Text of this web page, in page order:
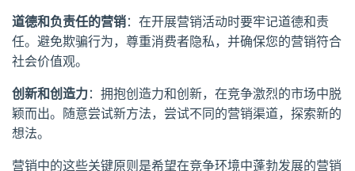
道德和负责任的营销：在开展营销活动时要牢记道德和责
任。避免欺骗行为，尊重消费者隐私，并确保您的营销符合
社会价值观。
创新和创造力：拥抱创造力和创新，在竞争激烈的市场中脱
颖而出。随意尝试新方法，尝试不同的营销渠道，探索新的
想法。
营销中的这些关键原则是希望在竞争环境中蓬勃发展的营销